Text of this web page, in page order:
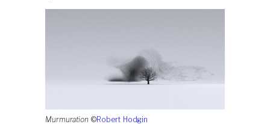
Murmuration ©Robert Hodgin